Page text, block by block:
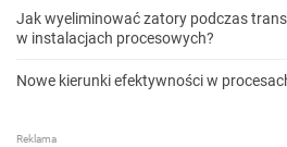
Jak wyeliminować zatory podczas
w instalacjach procesowych?
Nowe kierunki efektywności w